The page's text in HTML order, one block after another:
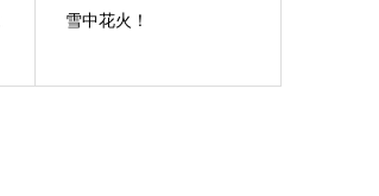
雪中花火！